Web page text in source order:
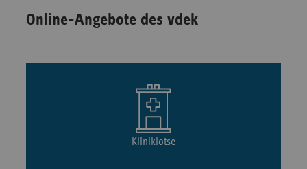
Online-Angebote des vdek
Kliniklotse